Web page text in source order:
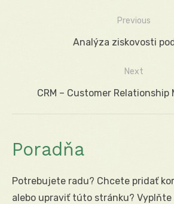
Navigácia
Previous
Previous
Analýza ziskovosti
Next
Next
CRM – Customer Relationship
Poradňa
Potrebujete radu? Chcete pridať
alebo upraviť túto stránku?